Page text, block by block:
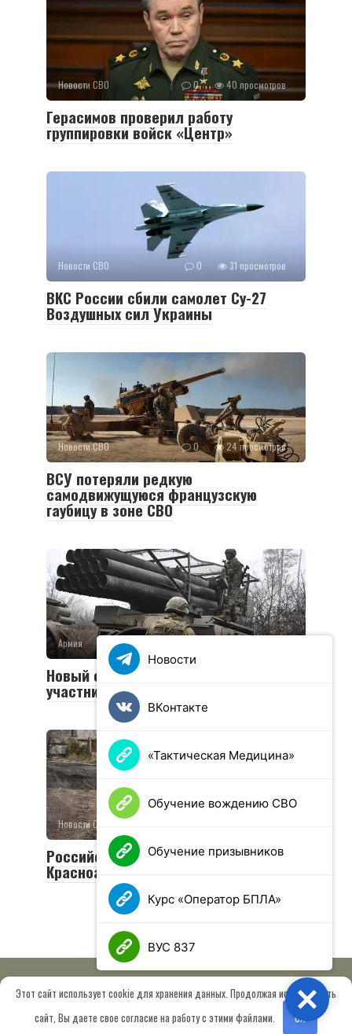
Новости СВО 0 40 просмотров
Герасимов проверил работу
группировки войск «Центр»
Новости СВО 0 31 просмотров
ВКС России сбили самолет Су-27
Воздушных сил Украины
Новости СВО 0 24 просмотров
ВСУ потеряли редкую
самодвижущуюся французскую
гаубицу в зоне СВО
Армия
Новый социальный контракт для
участников СВО
Новости СВО
Российская армия освободила
Красноармейск и Волчанск
© 2026 МОО «Союз ветеранов спецназа ГРУ имени Героя РФ
Шектаева Д.А.»Сведения об образовательной организации
Этот сайт использует cookie для хранения данных. Продолжая использовать
сайт, Вы даете свое согласие на работу с этими файлами.
OK
Новости
ВКонтакте
«Тактическая Медицина»
Обучение вождению СВО
Обучение призывников
Курс «Оператор БПЛА»
ВУС 837
Close